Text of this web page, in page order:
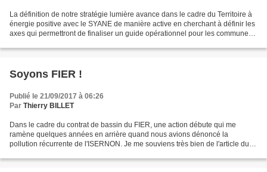
La définition de notre stratégie lumière avance dans le cadre du Territoire à
énergie positive avec le SYANE de manière active en cherchant à définir les
axes qui permettront de finaliser un guide opérationnel pour les communes
Soyons FIER !
Publié le 21/09/2017 à 06:26
Par Thierry BILLET
Dans le cadre du contrat de bassin du FIER, une action débute qui me
ramène quelques années en arrière quand nous avions dénoncé la
pollution récurrente de l'ISERNON. Je me souviens très bien de l'article du